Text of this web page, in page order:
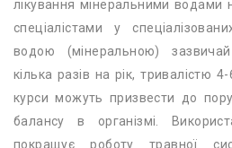
лікування мінеральними водами
спеціалістами у
водою (мінеральною)
кілька разів на рік, тривалістю
курси можуть призвести до
балансу в організмі.
покращує роботу травної